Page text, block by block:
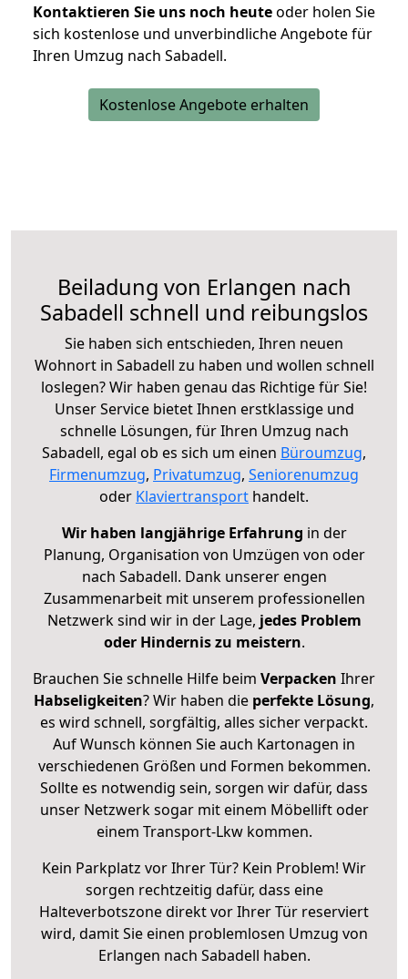
Kontaktieren Sie uns noch heuteoder holen Sie
sich kostenlose und unverbindliche Angebote für
Ihren Umzug nach Sabadell.
Kostenlose Angebote erhalten
Beiladung von Erlangen nach
Sabadell schnell und reibungslos
Sie haben sich entschieden, Ihren neuen
Wohnort in Sabadell zu haben und wollen schnell
loslegen? Wir haben genau das Richtige für Sie!
Unser Service bietet Ihnen erstklassige und
schnelle Lösungen, für Ihren Umzug nach
Sabadell, egal ob es sich um einen Büroumzug,
Firmenumzug, Privatumzug, Seniorenumzug
oder Klaviertransport handelt.
Wir haben langjährige Erfahrung in der
Planung, Organisation von Umzügen von oder
nach Sabadell. Dank unserer engen
Zusammenarbeit mit unserem professionellen
Netzwerk sind wir in der Lage, jedes Problem
oder Hindernis zu meistern.
Brauchen Sie schnelle Hilfe beim Verpacken Ihrer
Habseligkeiten? Wir haben die perfekte Lösung,
es wird schnell, sorgfältig, alles sicher verpackt.
Auf Wunsch können Sie auch Kartonagen in
verschiedenen Größen und Formen bekommen.
Sollte es notwendig sein, sorgen wir dafür, dass
unser Netzwerk sogar mit einem Möbellift oder
einem Transport-Lkw kommen.
Kein Parkplatz vor Ihrer Tür? Kein Problem! Wir
sorgen rechtzeitig dafür, dass eine
Halteverbotszone direkt vor Ihrer Tür reserviert
wird, damit Sie einen problemlosen Umzug von
Erlangen nach Sabadell haben.